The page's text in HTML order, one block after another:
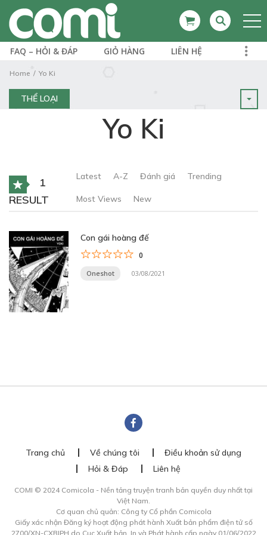
FAQ – HỎI & ĐÁP GIỎ HÀNG LIÊN HỆ
Home Yo Ki
THỂ LOẠI
Yo Ki
1
RESULT
Latest A-Z Đánh giá Trending
Most Views New
Con gái hoàng đế
0
Oneshot 03/08/2021
Trang chủ Về chúng tôi
Điều khoản sử dụng
Hỏi & Đáp
Liên hệ
COMI © 2024 Comicola - Nền tảng truyện tranh bản quyền duy nhất tại
Việt Nam.
Cơ quan chủ quản: Công ty Cổ phần Comicola
Giấy xác nhận Đăng ký hoạt động phát hành Xuất bản phẩm điện tử số
2700/XN-CXBIPH do Cục Xuất bản, In và Phát hành cấp ngày 01/06/2022